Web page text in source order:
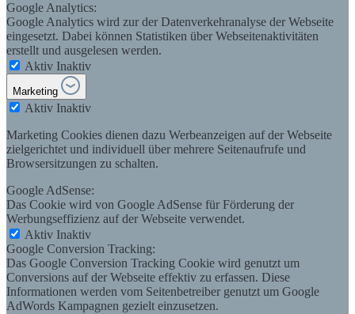
Google Analytics:
Google Analytics wird zur der Datenverkehranalyse der Webseite
eingesetzt. Dabei können Statistiken über Webseitenaktivitäten
erstellt und ausgelesen werden.
Aktiv Inaktiv
Marketing
Aktiv Inaktiv
Marketing Cookies dienen dazu Werbeanzeigen auf der Webseite
zielgerichtet und individuell über mehrere Seitenaufrufe und
Browsersitzungen zu schalten.
Google AdSense:
Das Cookie wird von Google AdSense für Förderung der
Werbungseffizienz auf der Webseite verwendet.
Aktiv Inaktiv
Google Conversion Tracking:
Das Google Conversion Tracking Cookie wird genutzt um
Conversions auf der Webseite effektiv zu erfassen. Diese
Informationen werden vom Seitenbetreiber genutzt um Google
AdWords Kampagnen gezielt einzusetzen.